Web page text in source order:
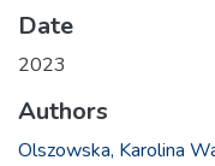
Date
2023
Authors
Olszowska, Karolina